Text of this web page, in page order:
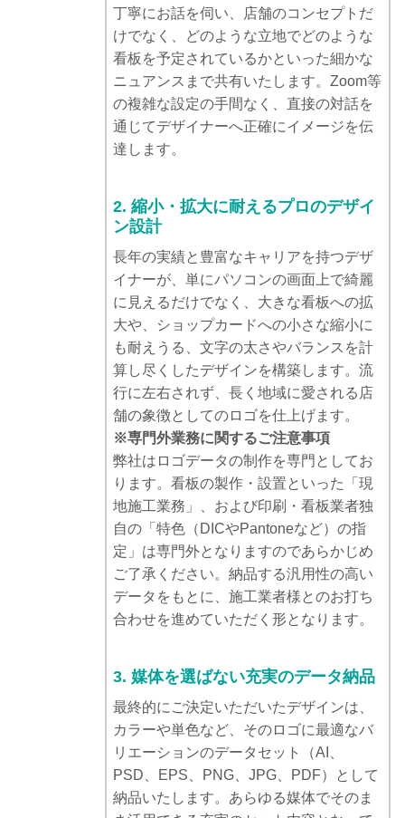
丁寧にお話を伺い、店舗のコンセプトだ
けでなく、どのような立地でどのような
看板を予定されているかといった細かな
ニュアンスまで共有いたします。Zoom等
の複雑な設定の手間なく、直接の対話を
通じてデザイナーへ正確にイメージを伝
達します。
2. 縮小・拡大に耐えるプロのデザイ
ン設計
長年の実績と豊富なキャリアを持つデザ
イナーが、単にパソコンの画面上で綺麗
に見えるだけでなく、大きな看板への拡
大や、ショップカードへの小さな縮小に
も耐えうる、文字の太さやバランスを計
算し尽くしたデザインを構築します。流
行に左右されず、長く地域に愛される店
舗の象徴としてのロゴを仕上げます。
※専門外業務に関するご注意事項
弊社はロゴデータの制作を専門としてお
ります。看板の製作・設置といった「現
地施工業務」、および印刷・看板業者独
自の「特色（DICやPantoneなど）の指
定」は専門外となりますのであらかじめ
ご了承ください。納品する汎用性の高い
データをもとに、施工業者様とのお打ち
合わせを進めていただく形となります。
3. 媒体を選ばない充実のデータ納品
最終的にご決定いただいたデザインは、
カラーや単色など、そのロゴに最適なバ
リエーションのデータセット（AI、
PSD、EPS、PNG、JPG、PDF）として
納品いたします。あらゆる媒体でそのま